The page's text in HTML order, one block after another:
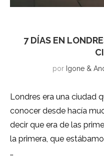
7 DÍAS EN
por Igone &
Londres era una ciudad
conocer desde hacía
decir que era de las
la primera, que
…